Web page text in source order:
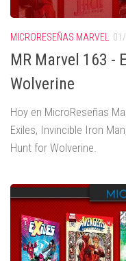
MICRORESEÑAS MARVEL
MR Marvel 163 -
Wolverine
Hoy en MicroReseñas
Exiles, Invincible Iron
Hunt for Wolverine.